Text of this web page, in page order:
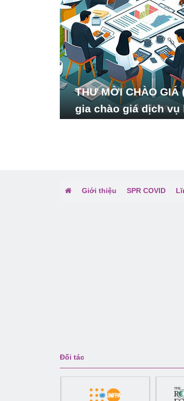
THƯ MỜI CHÀO GIÁ
gia chào giá dịch vụ
Giới thiệu SPR COVID
Đối tác